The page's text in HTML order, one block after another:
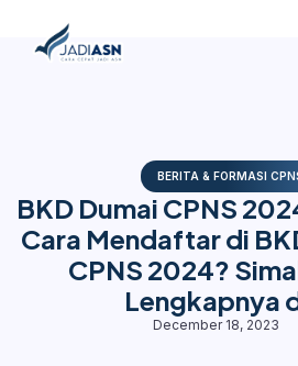
BERITA & FORMASI
BKD Dumai CPNS
Cara Mendaftar di
CPNS 2024?
Lengkapnya
December 18, 2023